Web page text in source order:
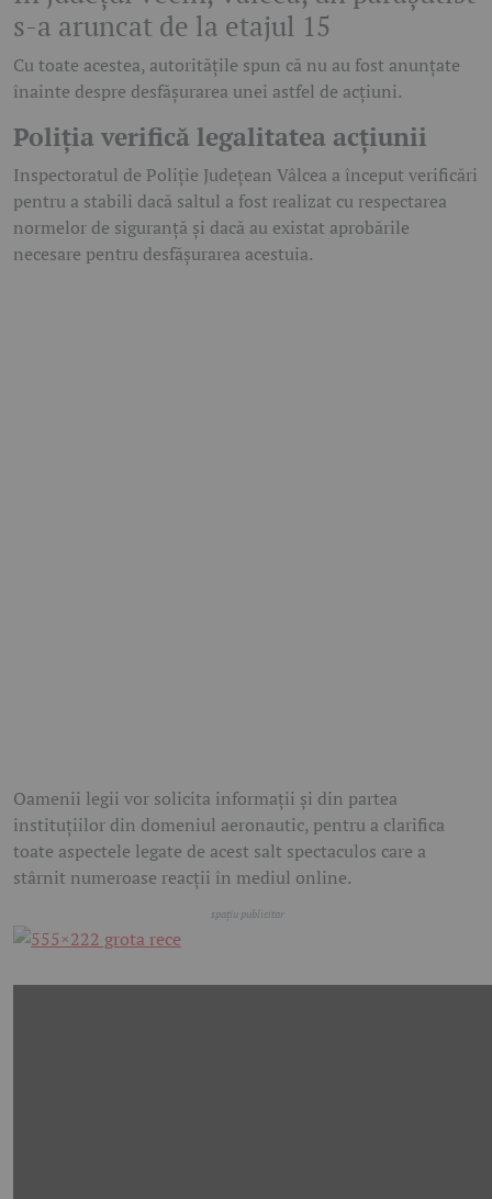
s-a aruncat de la etajul 15
Cu toate acestea, autoritățile spun că nu au fost anunțate
înainte despre desfășurarea unei astfel de acțiuni.
Poliția verifică legalitatea acțiunii
Inspectoratul de Poliție Județean Vâlcea a început verificări
pentru a stabili dacă saltul a fost realizat cu respectarea
normelor de siguranță și dacă au existat aprobările
necesare pentru desfășurarea acestuia.
Oamenii legii vor solicita informații și din partea
instituțiilor din domeniul aeronautic, pentru a clarifica
toate aspectele legate de acest salt spectaculos care a
stârnit numeroase reacții în mediul online.